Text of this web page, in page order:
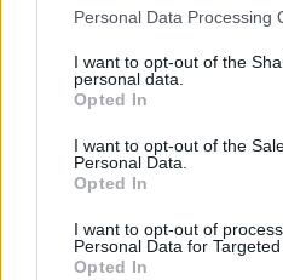
Please note that this website/
not limited to your visit or
grant or deny consent to
use your data for below
consent section.
Personal Data Processing
I want to opt-out of the
personal data.
Opted In
I want to opt-out of the
Personal Data.
Opted In
I want to opt-out of
Personal Data for Targeted
Opted In
szerzett főiskolai, majd a…
Koncert-
A Blood, Sweat & Tears,
Brecker Brothers, a Steps
még megannyi neves
gitárosát, Mike